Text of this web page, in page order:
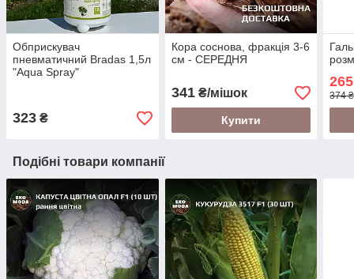
Обприскувач
пневматичний Bradas 1,5л
"Aqua Spray"
323 ₴
Кора соснова, фракція 3-6
см - СЕРЕДНЯ
341₴/мішок
Купити
374
Подібні товари компанії